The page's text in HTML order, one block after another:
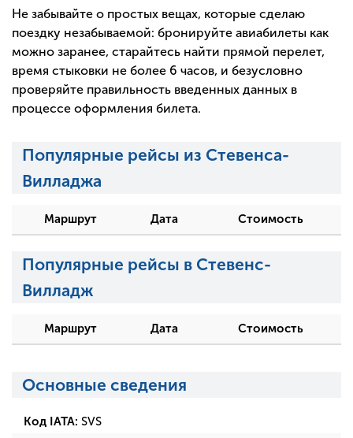
Не забывайте о простых вещах, которые сделаю
поездку незабываемой: бронируйте авиабилеты как
можно заранее, старайтесь найти прямой перелет,
время стыковки не более 6 часов, и безусловно
проверяйте правильность введенных данных в
процессе оформления билета.
Популярные рейсы из Стевенса-
Вилладжа
Маршрут Дата Стоимость
Популярные рейсы в Стевенс-
Вилладж
Маршрут Дата Стоимость
Основные сведения
Код IATA: SVS